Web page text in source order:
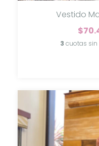
Vestido
3 cuotas sin